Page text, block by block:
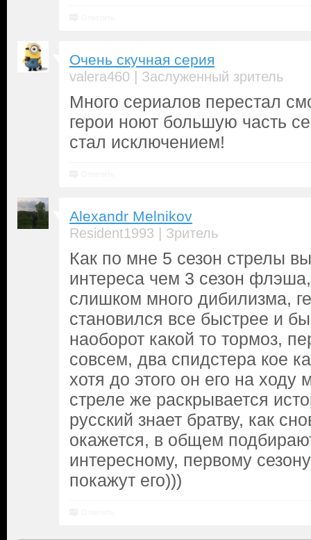
Очень скучная серия
valera460 | Заслуженный зритель
Много сериалов перестал
герои ноют большую часть
стал исключением!
Alexandr Melnikov
Resident1993 | Зритель
Как по мне 5 сезон стрелы
интереса чем 3 сезон
слишком много дибилизма,
становился все быстрее и
наоборот какой то тормоз,
совсем, два спидстера кое
хотя до этого он его на ходу
стреле же раскрывается
русский знает братву, как
окажется, в общем
интересному, первому
покажут его)))